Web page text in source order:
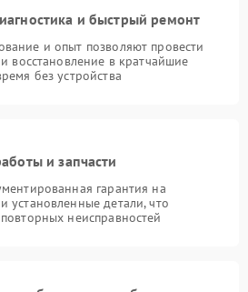
и быстрый ремонт
и опыт позволяют провести
восстановление в кратчайшие
без устройства
и запчасти
гарантия на
установленные детали, что
неисправностей